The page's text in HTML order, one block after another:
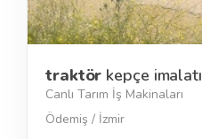
traktör kepçe imalatı
Canlı Tarım İş Makinaları
Ödemiş / İzmir